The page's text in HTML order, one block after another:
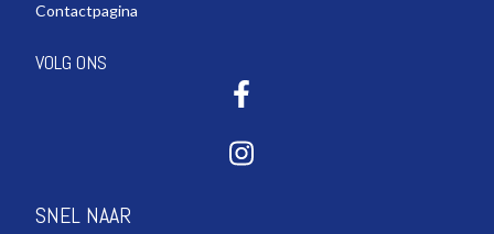
Contactpagina
VOLG ONS
SNEL NAAR